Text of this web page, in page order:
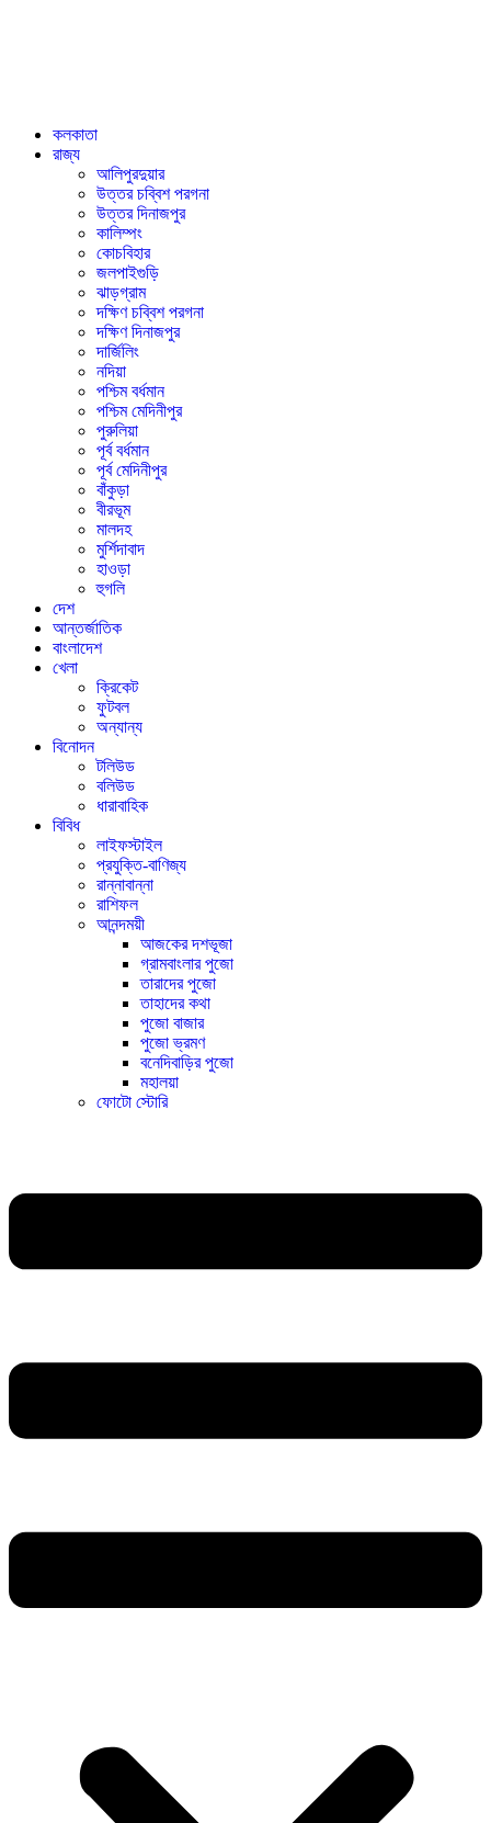
কলকাতা
রাজ্য
আলিপুরদুয়ার
উত্তর চব্বিশ পরগনা
উত্তর দিনাজপুর
কালিম্পং
কোচবিহার
জলপাইগুড়ি
ঝাড়গ্রাম
দক্ষিণ চব্বিশ পরগনা
দক্ষিণ দিনাজপুর
দার্জিলিং
নদিয়া
পশ্চিম বর্ধমান
পশ্চিম মেদিনীপুর
পুরুলিয়া
পূর্ব বর্ধমান
পূর্ব মেদিনীপুর
বাঁকুড়া
বীরভূম
মালদহ
মুর্শিদাবাদ
হাওড়া
হুগলি
দেশ
আন্তর্জাতিক
বাংলাদেশ
খেলা
ক্রিকেট
ফুটবল
অন্যান্য
বিনোদন
টলিউড
বলিউড
ধারাবাহিক
বিবিধ
লাইফস্টাইল
প্রযুক্তি-বাণিজ্য
রান্নাবান্না
রাশিফল
আনন্দময়ী
আজকের দশভূজা
গ্রামবাংলার পুজো
তারাদের পুজো
তাহাদের কথা
পুজো বাজার
পুজো ভ্রমণ
বনেদিবাড়ির পুজো
মহালয়া
ফোটো স্টোরি